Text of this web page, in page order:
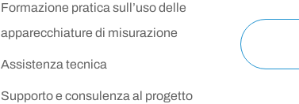
Formazione pratica sull’uso delle
apparecchiature di misurazione
Assistenza tecnica
Supporto e consulenza al progetto